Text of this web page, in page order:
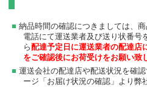
納品時間の確認につきましては、
電話にて運送業者及び送り状番号
ら 配達予定日に運送業者の配達店
をご確認後にお荷受けをお願い致
運送会社の配達店や配送状況を確
ージ「お届け状況の確認」より弊